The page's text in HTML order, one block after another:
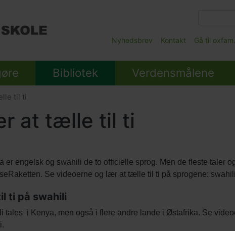
Main
Submenu
Nyhedsbrev Kontakt Gå til
Bibliotek Verdensmålene
til ti
at tælle til ti
er engelsk og swahili de to officielle sprog. Men de fleste taler
Se videoerne og lær at tælle til ti på sprogene:
ti på swahili
tales i Kenya, men også i flere andre lande i Østafrika. Se